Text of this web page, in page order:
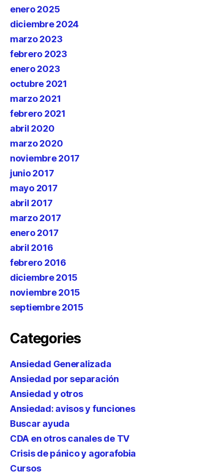
enero 2025
diciembre 2024
marzo 2023
febrero 2023
enero 2023
octubre 2021
marzo 2021
febrero 2021
abril 2020
marzo 2020
noviembre 2017
junio 2017
mayo 2017
abril 2017
marzo 2017
enero 2017
abril 2016
febrero 2016
diciembre 2015
noviembre 2015
septiembre 2015
Categories
Ansiedad Generalizada
Ansiedad por separación
Ansiedad y otros
Ansiedad: avisos y funciones
Buscar ayuda
CDA en otros canales de TV
Crisis de pánico y agorafobia
Cursos